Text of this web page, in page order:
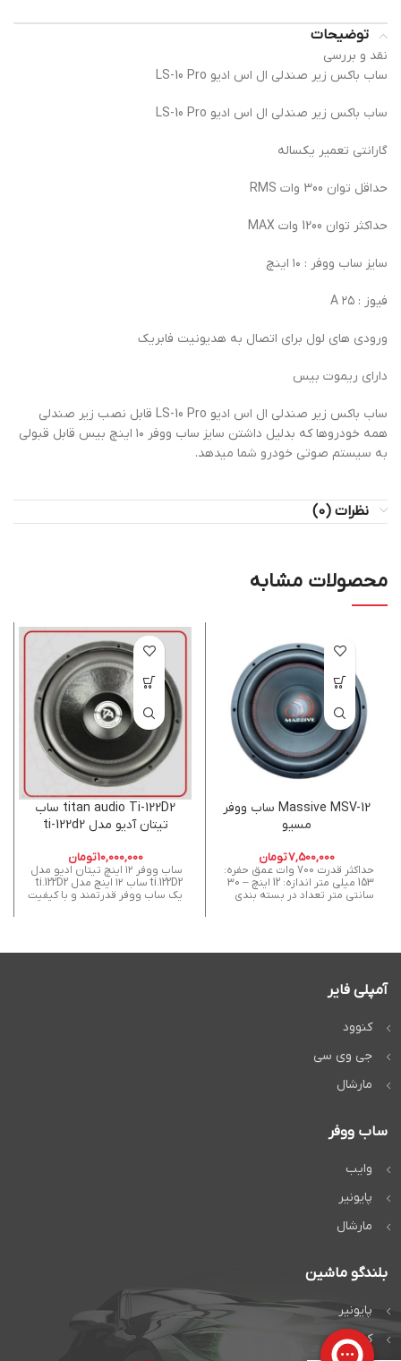
توضیحات
نقد و بررسی
ساب باکس زیر صندلی ال اس ادیو LS-10 Pro
ساب باکس زیر صندلی ال اس ادیو LS-10 Pro
گارانتی تعمیر یکساله
حداقل توان 300 وات RMS
حداکثر توان 1200 وات MAX
سایز ساب ووفر : ۱۰ اینچ
فیوز : ۲۵ A
ورودی های لول برای اتصال به هدیونیت فابریک
دارای ریموت بیس
ساب باکس زیر صندلی ال اس ادیو LS-10 Pro قابل نصب زیر صندلی
همه خودروها که بدلیل داشتن سایز ساب ووفر ۱۰ اینچ بیس قابل قبولی
به سیستم صوتی خودرو شما میدهد.
نظرات (0)
محصولات مشابه
Massive MSV-12 ساب ووفر
مسیو
7,500,000تومان
حداکثر قدرت 700 وات عمق حفره:
153 میلی متر اندازه: 12 اینچ – 30
سانتی متر تعداد در بسته بندی
titan audio Ti-122D2 ساب
تیتان آدیو مدل ti-122d2
10,000,000تومان
ساب ووفر ۱۲ اینچ تیتان ادیو مدل
ti.122D2 ساب ۱۲ اینچ مدل ti.122D2
یک ساب ووفر قدرتمند و با کیفیت
آمپلی فایر
کنوود
جی وی سی
مارشال
ساب ووفر
وایب
پایونیر
مارشال
بلندگو ماشین
پایونیر
کنوود
ساب باکس